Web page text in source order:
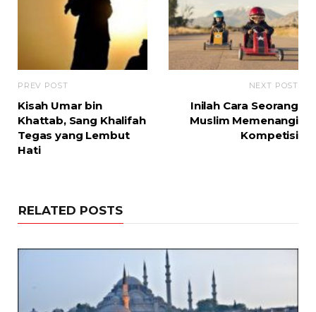
PREV POST
Kisah Umar bin
Khattab, Sang Khalifah
Tegas yang Lembut
Hati
NEXT POST
Inilah Cara Seorang
Muslim Memenangi
Kompetisi
RELATED POSTS